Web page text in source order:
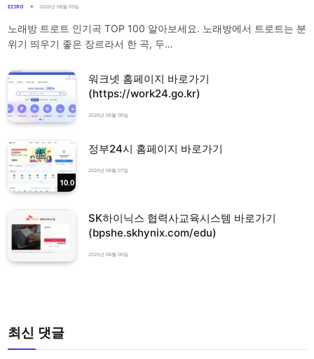
EZIRO 2026년 08월 09일
노래방 트로트 인기곡 TOP 100 알아보세요. 노래방에서 트로트는 분
위기 띄우기 좋은 장르라서 한 곡, 두…
워크넷 홈페이지 바로가기
(https://work24.go.kr)
2026년 08월 08일
10.0
정부24시 홈페이지 바로가기
2026년 08월 07일
SK하이닉스 협력사교육시스템 바로가기
(bpshe.skhynix.com/edu)
2026년 08월 06일
최신 댓글